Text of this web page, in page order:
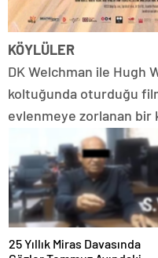
KÖYLÜLER
DK Welchman ile Hugh
koltuğunda oturduğu
evlenmeye zorlanan bir
25 Yıllık Miras Davasında